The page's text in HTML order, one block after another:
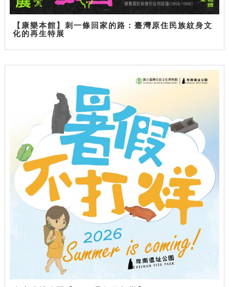
【康樂本館】刺一條回家的路：臺灣原住民族紋身文
化的再生特展